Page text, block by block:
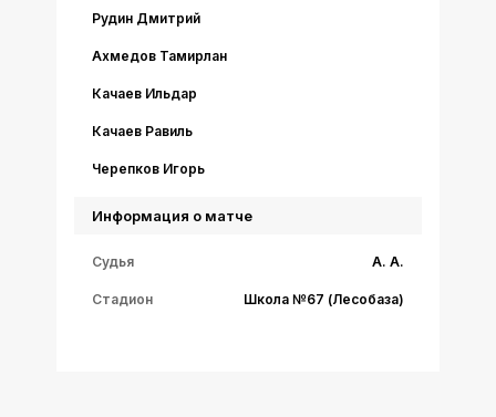
Рудин Дмитрий
Ахмедов Тамирлан
Качаев Ильдар
Качаев Равиль
Черепков Игорь
Информация о матче
Судья А. А.
Стадион Школа №67 (Лесобаза)